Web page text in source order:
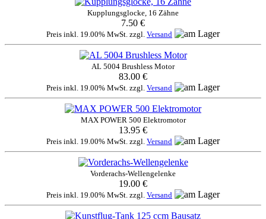
Kupplungsglocke, 16 Zähne
7.50 €
Preis inkl. 19.00% MwSt. zzgl. Versand
AL 5004 Brushless Motor
83.00 €
Preis inkl. 19.00% MwSt. zzgl. Versand
MAX POWER 500 Elektromotor
13.95 €
Preis inkl. 19.00% MwSt. zzgl. Versand
Vorderachs-Wellengelenke
19.00 €
Preis inkl. 19.00% MwSt. zzgl. Versand